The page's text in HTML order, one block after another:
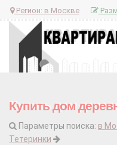
Регион: в Москве
Купить дом
Параметры поиска: в
Тетеринки